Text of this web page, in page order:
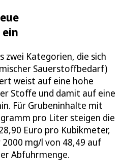
zwei Kategorien, die sich
Sauerstoffbedarf)
weist auf eine hohe
Stoffe und damit auf eine
Für Grubeninhalte mit
pro Liter steigen die
Euro pro Kubikmeter,
mg/l von 48,49 auf
Abfuhrmenge.